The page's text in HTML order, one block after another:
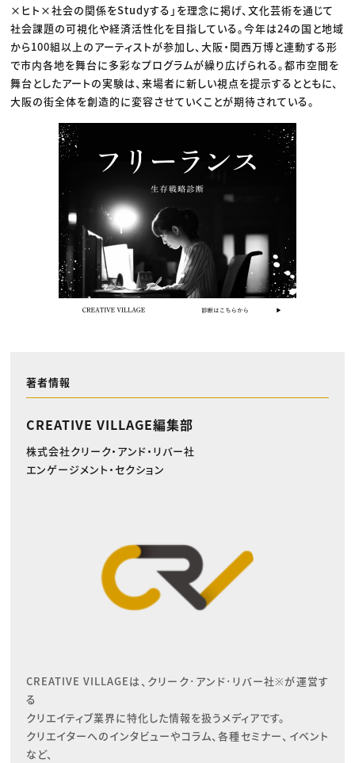
×ヒト×社会の関係をStudyする」を理念に掲げ、文化芸術を通じて
社会課題の可視化や経済活性化を目指している。今年は24の国と地域
から100組以上のアーティストが参加し、大阪・関西万博と連動する形
で市内各地を舞台に多彩なプログラムが繰り広げられる。都市空間を
舞台としたアートの実験は、来場者に新しい視点を提示するとともに、
大阪の街全体を創造的に変容させていくことが期待されている。
著者情報
CREATIVE VILLAGE編集部
株式会社クリーク・アンド・リバー社
エンゲージメント・セクション
CREATIVE VILLAGEは、クリーク･アンド･リバー社※が運営す
る
クリエイティブ業界に特化した情報を扱うメディアです。
クリエイターへのインタビューやコラム、各種セミナー、イベント
など、